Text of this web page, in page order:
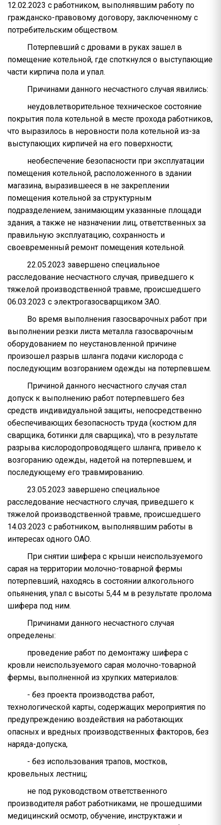
12.02.2023 с работником, выполнявшим работу по
гражданско-правовому договору, заключенному с
потребительским обществом.
Потерпевший с дровами в руках зашел в
помещение котельной, где споткнулся о выступающие
части кирпича пола и упал.
Причинами данного несчастного случая явились:
неудовлетворительное техническое состояние
покрытия пола котельной в месте прохода работников,
что выразилось в неровности пола котельной из-за
выступающих кирпичей на его поверхности;
необеспечение безопасности при эксплуатации
помещения котельной, расположенного в здании
магазина, выразившееся в не закреплении
помещения котельной за структурным
подразделением, занимающим указанные площади
здания, а также не назначении лиц, ответственных за
правильную эксплуатацию, сохранность и
своевременный ремонт помещения котельной.
22.05.2023 завершено специальное
расследование несчастного случая, приведшего к
тяжелой производственной травме, происшедшего
06.03.2023 с электрогазосварщиком ЗАО.
Во время выполнения газосварочных работ при
выполнении резки листа металла газосварочным
оборудованием по неустановленной причине
произошел разрыв шланга подачи кислорода с
последующим возгоранием одежды на потерпевшем.
Причиной данного несчастного случая стал
допуск к выполнению работ потерпевшего без
средств индивидуальной защиты, непосредственно
обеспечивающих безопасность труда (костюм для
сварщика, ботинки для сварщика), что в результате
разрыва кислородопроводящего шланга, привело к
возгоранию одежды, надетой на потерпевшем, и
последующему его травмированию.
23.05.2023 завершено специальное
расследование несчастного случая, приведшего к
тяжелой производственной травме, происшедшего
14.03.2023 с работником, выполнявшим работы в
интересах одного ОАО.
При снятии шифера с крыши неиспользуемого
сарая на территории молочно-товарной фермы
потерпевший, находясь в состоянии алкогольного
опьянения, упал с высоты 5,44 м в результате пролома
шифера под ним.
Причинами данного несчастного случая
определены:
проведение работ по демонтажу шифера с
кровли неиспользуемого сарая молочно-товарной
фермы, выполненной из хрупких материалов:
- без проекта производства работ,
технологической карты, содержащих мероприятия по
предупреждению воздействия на работающих
опасных и вредных производственных факторов, без
наряда-допуска,
- без использования трапов, мостков,
кровельных лестниц;
не под руководством ответственного
производителя работ работниками, не прошедшими
медицинский осмотр, обучение, инструктажи и